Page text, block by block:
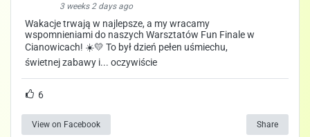
3 weeks 2 days ago
Wakacje trwają w najlepsze, a my wracamy
wspomnieniami do naszych Warsztatów Fun Finale w
Cianowicach! ☀️💛 To był dzień pełen uśmiechu,
świetnej zabawy i... oczywiście
6
View on Facebook Share